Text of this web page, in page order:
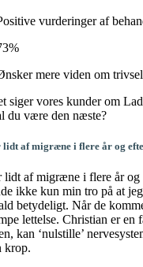
vurderinger af
mere viden om
siger vores kunder om
du være den næste?
lidt af migræne i flere år og
lidt af migræne i flere år og
ikke kun min tro på at
betydeligt. Når de
lettelse. Christian er en
kan ‘nulstille’
krop.